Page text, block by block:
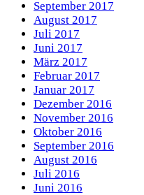
September 2017
August 2017
Juli 2017
Juni 2017
März 2017
Februar 2017
Januar 2017
Dezember 2016
November 2016
Oktober 2016
September 2016
August 2016
Juli 2016
Juni 2016